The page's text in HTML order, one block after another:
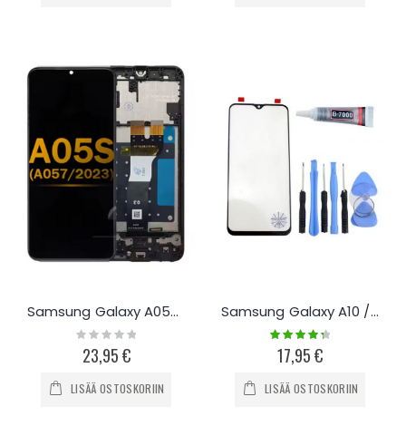
Samsung Galaxy A05S näyttö
Rating:
0%
23,95 €
LISÄÄ OSTOSKORIIN
Samsung Galaxy A10 / A20 / A50 Näytönlasi ja työkalut
Rating:
90%
17,95 €
LISÄÄ OSTOSKORIIN